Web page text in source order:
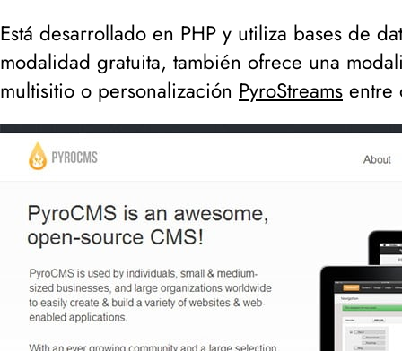
Está desarrollado en PHP y utiliza bases de
modalidad gratuita, también ofrece una
multisitio o personalización PyroStreams entre